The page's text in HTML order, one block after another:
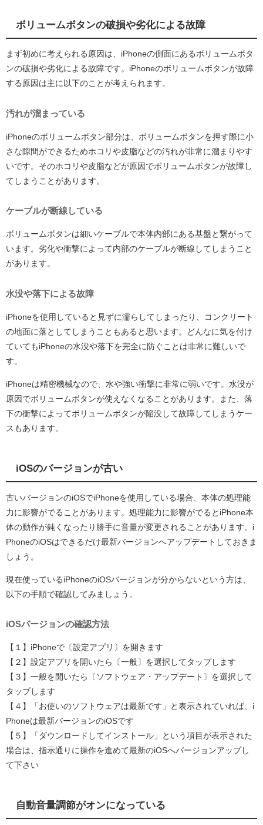
ボリュームボタンの破損や劣化による故障
まず初めに考えられる原因は、iPhoneの側面にあるボリュームボタ
ンの破損や劣化による故障です。iPhoneのボリュームボタンが故障
する原因は主に以下のことが考えられます。
汚れが溜まっている
iPhoneのボリュームボタン部分は、ボリュームボタンを押す際に小
さな隙間ができるためホコリや皮脂などの汚れが非常に溜まりやす
いです。そのホコリや皮脂などが原因でボリュームボタンが故障し
てしまうことがあります。
ケーブルが断線している
ボリュームボタンは細いケーブルで本体内部にある基盤と繋がって
います。劣化や衝撃によって内部のケーブルが断線してしまうこと
があります。
水没や落下による故障
iPhoneを使用していると見ずに濡らしてしまったり、コンクリート
の地面に落としてしまうこともあると思います。どんなに気を付け
ていてもiPhoneの水没や落下を完全に防ぐことは非常に難しいで
す。
iPhoneは精密機械なので、水や強い衝撃に非常に弱いです。水没が
原因でボリュームボタンが使えなくなることがあります。また、落
下の衝撃によってボリュームボタンが陥没して故障してしまうケー
スもあります。
iOSのバージョンが古い
古いバージョンのiOSでiPhoneを使用している場合、本体の処理能
力に影響がでることがあります。処理能力に影響がでるとiPhone本
体の動作が鈍くなったり勝手に音量が変更されることがあります。i
PhoneのiOSはできるだけ最新バージョンへアップデートしておきま
しょう。
現在使っているiPhoneのiOSバージョンが分からないという方は、
以下の手順で確認してみましょう。
iOSバージョンの確認方法
【１】iPhoneで〔設定アプリ〕を開きます
【２】設定アプリを開いたら〔一般〕を選択してタップします
【３】一般を開いたら〔ソフトウェア・アップデート〕を選択して
タップします
【４】「お使いのソフトウェアは最新です」と表示されていれば、i
Phoneは最新バージョンのiOSです
【５】「ダウンロードしてインストール」という項目が表示された
場合は、指示通りに操作を進めて最新のiOSへバージョンアップし
て下さい
自動音量調節がオンになっている